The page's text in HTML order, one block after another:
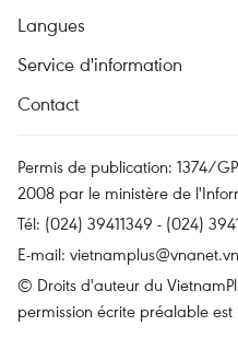
Langues
Service d'information
Contact
Permis de publication: 1374/
2008 par le ministère de
Tél: (024) 39411349 - (024)
E-mail: vietnamplus@vnanet.vn
© Droits d'auteur du
permission écrite préalable est